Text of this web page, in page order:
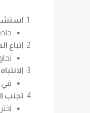
اتباع
في
تجنب